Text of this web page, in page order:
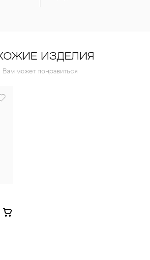
ИЗДЕЛИЯ
Вам может понравиться